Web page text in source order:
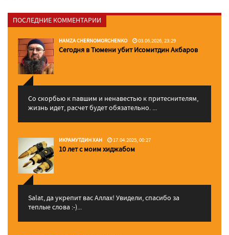
ПОСЛЕДНИЕ КОММЕНТАРИИ
HAMZA CHERNOMORCHENKO 03.06.2026, 23:29
Сегодня в Тюмени убит Исомитдин Акбаров
Со скорбью к павшим и ненавестью к притеснителям,
жизнь идет, расчет будет обязательно. ...
ИКРАМУТДИН ХАН 17.04.2025, 00:27
10 лет с моим хиджабом
Salat, да укрепит вас Аллаx! Увидели, спасибо за
теплые слова :-)...